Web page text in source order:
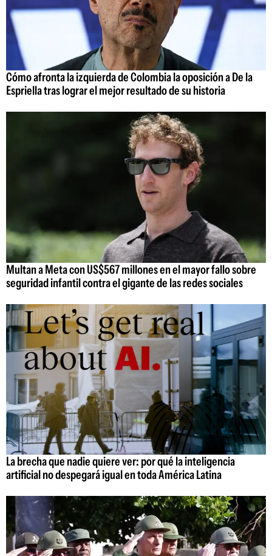
Cómo afronta la izquierda de Colombia la oposición a De la
Espriella tras lograr el mejor resultado de su historia
Multan a Meta con US$567 millones en el mayor fallo sobre
seguridad infantil contra el gigante de las redes sociales
La brecha que nadie quiere ver: por qué la inteligencia
artificial no despegará igual en toda América Latina